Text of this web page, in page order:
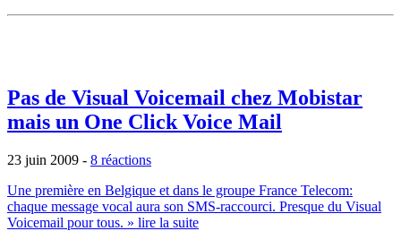
Pas de Visual Voicemail chez Mobistar
mais un One Click Voice Mail
23 juin 2009 - 8 réactions
Une première en Belgique et dans le groupe France Telecom:
chaque message vocal aura son SMS-raccourci. Presque du Visual
Voicemail pour tous. » lire la suite